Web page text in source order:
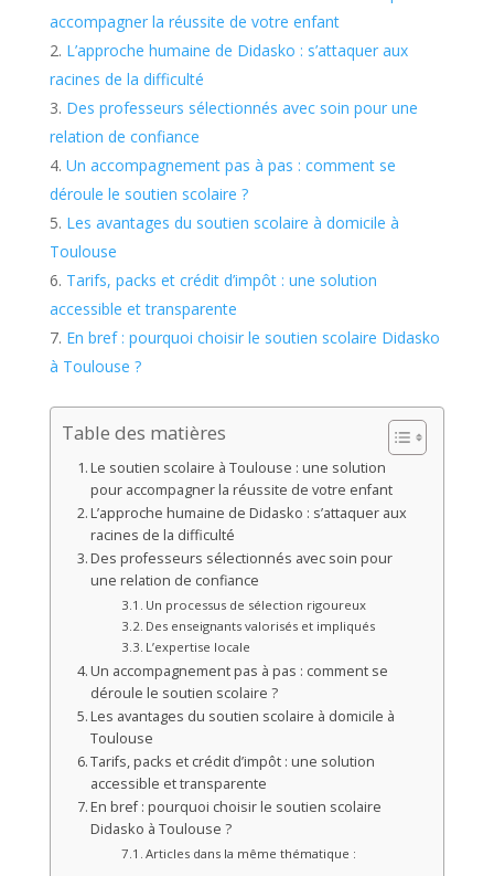
accompagner la réussite de votre enfant
L’approche humaine de Didasko : s’attaquer aux
racines de la difficulté
Des professeurs sélectionnés avec soin pour une
relation de confiance
Un accompagnement pas à pas : comment se
déroule le soutien scolaire ?
Les avantages du soutien scolaire à domicile à
Toulouse
Tarifs, packs et crédit d’impôt : une solution
accessible et transparente
En bref : pourquoi choisir le soutien scolaire Didasko
à Toulouse ?
Table des matières
Le soutien scolaire à Toulouse : une solution
pour accompagner la réussite de votre enfant
L’approche humaine de Didasko : s’attaquer aux
racines de la difficulté
Des professeurs sélectionnés avec soin pour
une relation de confiance
Un processus de sélection rigoureux
Des enseignants valorisés et impliqués
L’expertise locale
Un accompagnement pas à pas : comment se
déroule le soutien scolaire ?
Les avantages du soutien scolaire à domicile à
Toulouse
Tarifs, packs et crédit d’impôt : une solution
accessible et transparente
En bref : pourquoi choisir le soutien scolaire
Didasko à Toulouse ?
Articles dans la même thématique :